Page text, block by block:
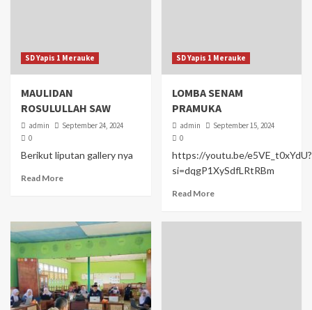
SD Yapis 1 Merauke
MAULIDAN
ROSULULLAH SAW
admin
September 24, 2024
0
Berikut liputan gallery nya
Read More
SD Yapis 1 Merauke
LOMBA SENAM
PRAMUKA
admin
September 15, 2024
0
https://youtu.be/e5VE_t0xYdU?
si=dqgP1XySdfLRtRBm
Read More